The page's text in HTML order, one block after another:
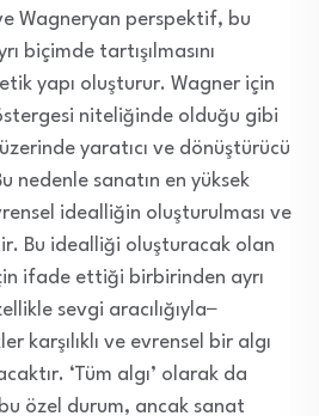
Wagneryan perspektif, bu
biçimde tartışılmasını
yapı oluşturur. Wagner için
niteliğinde olduğu gibi
yaratıcı ve dönüştürücü
nedenle sanatın en yüksek
idealliğin oluşturulması ve
Bu idealliği oluşturacak olan
ifade ettiği birbirinden ayrı
sevgi aracılığıyla−
karşılıklı ve evrensel bir algı
‘Tüm algı’ olarak da
özel durum, ancak sanat